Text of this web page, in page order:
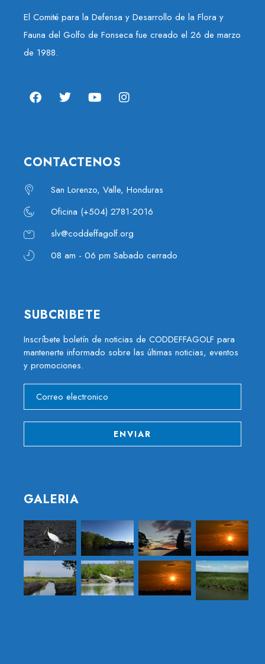
El Comité para la Defensa y Desarrollo de la Flora y
Fauna del Golfo de Fonseca fue creado el 26 de marzo
de 1988.
CONTACTENOS
San Lorenzo, Valle, Honduras
Oficina (+504) 2781-2016
slv@coddeffagolf.org
08 am - 06 pm Sabado cerrado
SUBCRIBETE
Inscríbete boletín de noticias de CODDEFFAGOLF para
mantenerte informado sobre las últimas noticias, eventos
y promociones.
GALERIA